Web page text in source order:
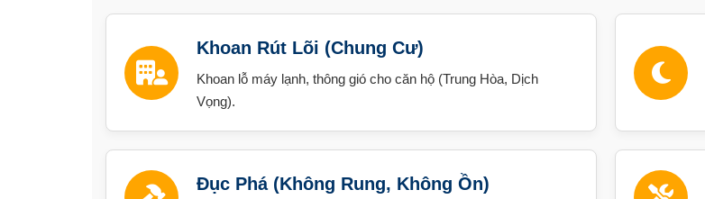
Khoan Rút Lõi (Chung Cư)
Khoan lỗ máy lạnh, thông gió cho căn hộ (Trung Hòa, Dịch
Vọng).
Đục Phá (Không Rung, Không Ồn)